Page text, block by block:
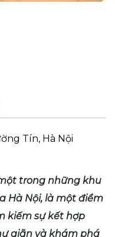
Tín, Hà Nội
trong những khu
Hà Nội, là một điểm
kiếm sự kết hợp
giãn và khám phá